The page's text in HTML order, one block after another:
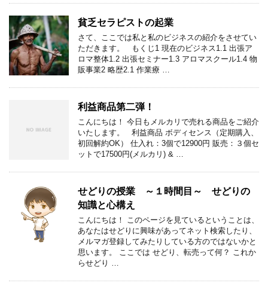
貧乏セラピストの起業
さて、ここでは私と私のビジネスの紹介をさせてい
ただきます。 もくじ1 現在のビジネス1.1 出張ア
ロマ整体1.2 出張セミナー1.3 アロマスクール1.4 物
販事業2 略歴2.1 作業療 …
利益商品第二弾！
こんにちは！ 今日もメルカリで売れる商品をご紹介
いたします。 利益商品 ボディセンス（定期購入、
初回解約OK） 仕入れ：3個で12900円 販売：３個セ
ットで17500円(メルカリ) & …
せどりの授業 ～１時間目～ せどりの
知識と心構え
こんにちは！ このページを見ているということは、
あなたはせどりに興味があってネット検索したり、
メルマガ登録してみたりしている方のではないかと
思います。 ここでは せどり、転売って何？ これか
らせどり …